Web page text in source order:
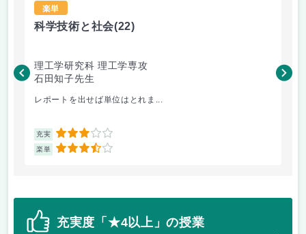
楽単
科学技術と社会(22)
理工学研究科 理工学専攻
石田知子先生
レポートを出せば単位はとれま...
充実 3
楽単 3.5
石
充実度「★4以上」の授業